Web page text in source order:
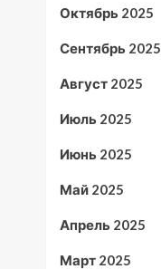
Октябрь 2025
Сентябрь 2025
Август 2025
Июль 2025
Июнь 2025
Май 2025
Апрель 2025
Март 2025